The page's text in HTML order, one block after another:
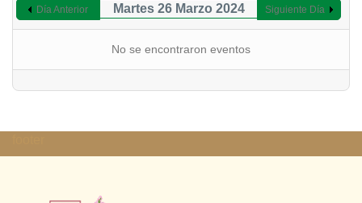
Día Anterior Martes 26 Marzo 2024 Siguiente Día
No se encontraron eventos